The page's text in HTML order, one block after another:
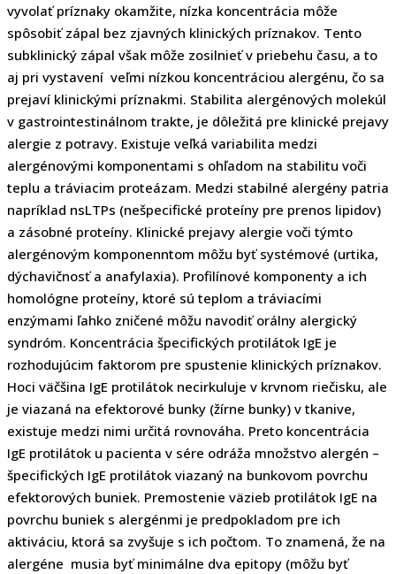
vyvolať príznaky okamžite, nízka koncentrácia môže
spôsobiť zápal bez zjavných klinických príznakov. Tento
subklinický zápal však môže zosilnieť v priebehu času, a to
aj pri vystavení veľmi nízkou koncentráciou alergénu, čo sa
prejaví klinickými príznakmi. Stabilita alergénových molekúl
v gastrointestinálnom trakte, je dôležitá pre klinické prejavy
alergie z potravy. Existuje veľká variabilita medzi
alergénovými komponentami s ohľadom na stabilitu voči
teplu a tráviacim proteázam. Medzi stabilné alergény patria
napríklad nsLTPs (nešpecifické proteíny pre prenos lipidov)
a zásobné proteíny. Klinické prejavy alergie voči týmto
alergénovým komponenntom môžu byť systémové (urtika,
dýchavičnosť a anafylaxia). Profilínové komponenty a ich
homológne proteíny, ktoré sú teplom a tráviacími
enzýmami ľahko zničené môžu navodiť orálny alergický
syndróm. Koncentrácia špecifických protilátok IgE je
rozhodujúcim faktorom pre spustenie klinických príznakov.
Hoci väčšina IgE protilátok necirkuluje v krvnom riečisku, ale
je viazaná na efektorové bunky (žírne bunky) v tkanive,
existuje medzi nimi určitá rovnováha. Preto koncentrácia
IgE protilátok u pacienta v sére odráža množstvo alergén –
špecifických IgE protilátok viazaný na bunkovom povrchu
efektorových buniek. Premostenie väzieb protilátok IgE na
povrchu buniek s alergénmi je predpokladom pre ich
aktiváciu, ktorá sa zvyšuje s ich počtom. To znamená, že na
alergéne musia byť minimálne dva epitopy (môžu byť